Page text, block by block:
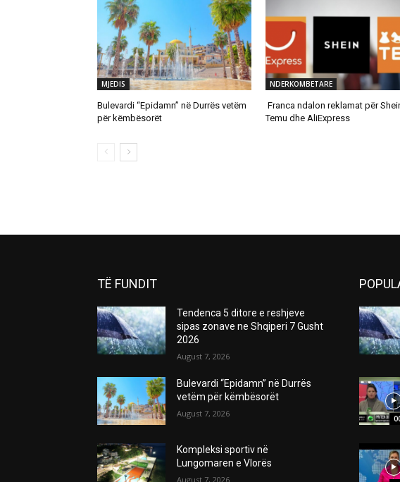
MJEDIS
Bulevardi “Epidamn” në Durrës vetëm
për këmbësorët
NDERKOMBETARE
Franca ndalon reklamat për
Temu dhe AliExpress
TË FUNDIT
Tendenca 5 ditore e reshjeve
sipas zonave ne Shqiperi 7 Gusht
2026
August 7, 2026
Bulevardi “Epidamn” në Durrës
vetëm për këmbësorët
August 7, 2026
Kompleksi sportiv në
Lungomaren e Vlorës
August 7, 2026